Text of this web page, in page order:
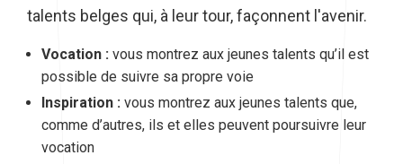
talents belges qui, à leur tour, façonnent l'avenir.
Vocation : vous montrez aux jeunes talents qu’il est
possible de suivre sa propre voie
Inspiration : vous montrez aux jeunes talents que,
comme d’autres, ils et elles peuvent poursuivre leur
vocation